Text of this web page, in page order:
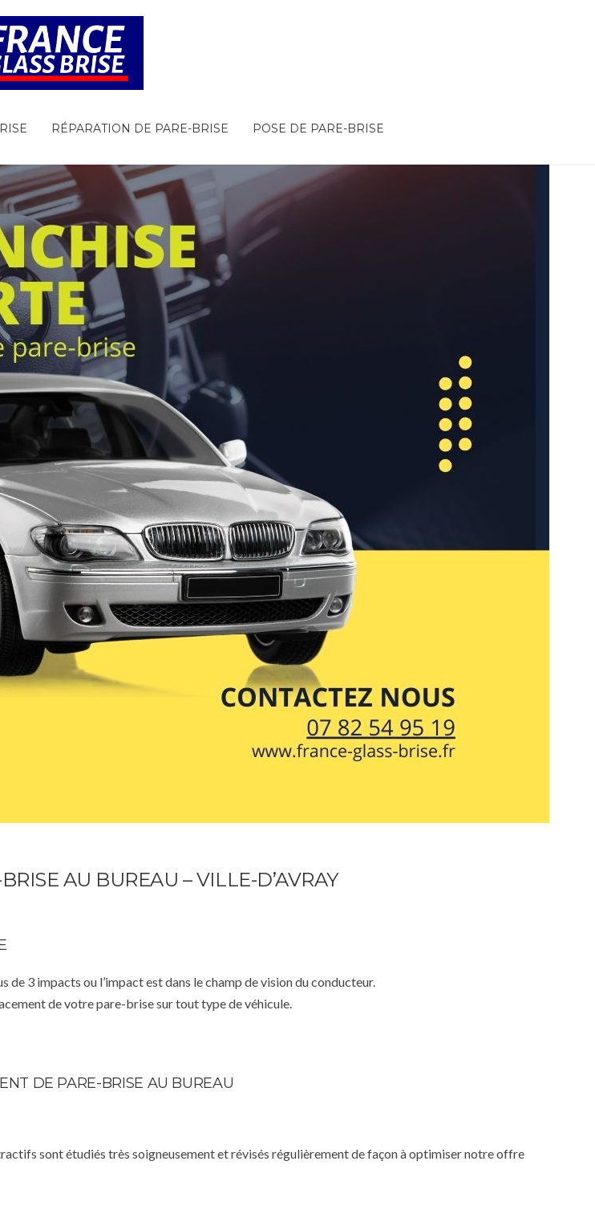
RÉPARATION DE PARE-BRISE POSE DE PARE-BRISE
AU BUREAU – VILLE-D’AVRAY
3 impacts ou l’impact est dans le champ de vision du conducteur.
de votre pare-brise sur tout type de véhicule.
DE PARE-BRISE AU BUREAU
sont étudiés très soigneusement et révisés régulièrement de façon à optimiser notre offre